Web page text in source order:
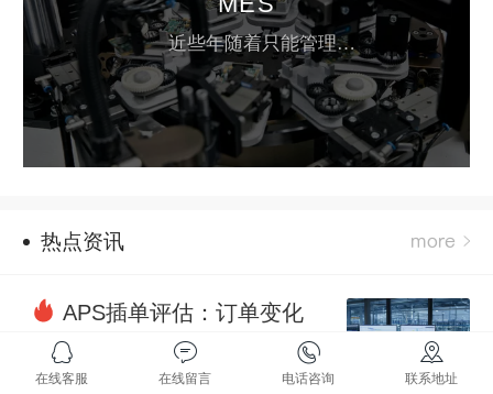
近些年随着只能管理的日益盛行，食品行业MES随之成为热议话题之一，越来越多的食品企业都想寻找到一款合适自己企业经营模式和管理方式的MES系统，但是如何在众多厂商中选择呢?也成为广大企业客户所面临的难题，本文接下来将给出专业的选择方法。 ...
热点资讯
APS插单评估：订单变化
频繁时如何稳住交期
一、插单是很多制造企业的常态在实
在线客服 在线留言 电话咨询 联系地址